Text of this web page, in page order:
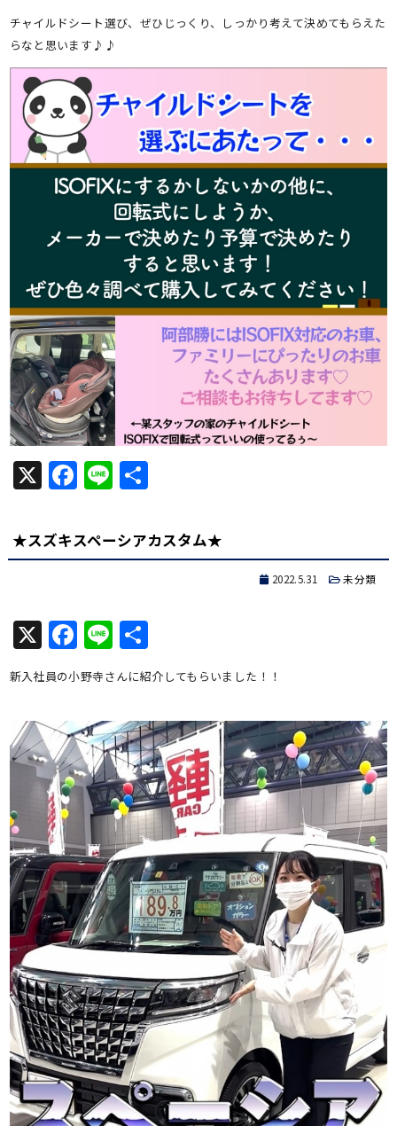
チャイルドシート選び、ぜひじっくり、しっかり考えて決めてもらえた
らなと思います♪♪
X Facebook
Line共
★スズキスペーシアカスタム★
2022.5.31 未分類
X Facebook
Line共
有
新入社員の小野寺さんに紹介してもらいました！！